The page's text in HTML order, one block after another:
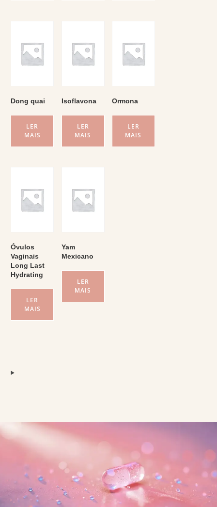
Dong quai
LER
MAIS
Isoflavona
LER
MAIS
Ormona
LER
MAIS
Óvulos
Vaginais
Long Last
Hydrating
LER
MAIS
Yam
Mexicano
LER
MAIS